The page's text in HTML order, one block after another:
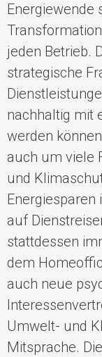
Energiewende
jeden Betrieb.
strategische
nachhaltig mit
werden
auch um viele
und
Energiesparen
auf
stattdessen
dem
auch neue
Umwelt- und
Mitsprache.